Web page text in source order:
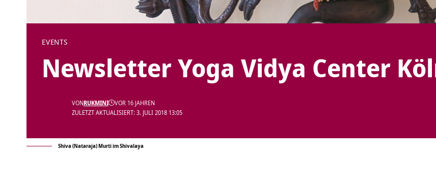
EVENTS
Newsletter Yoga Vidya Center
ZULETZT AKTUALISIERT: 3. JULI 2018 13:05
VONRUKMINI VOR 16 JAHREN
Shiva (Nataraja) Murti im Shivalaya